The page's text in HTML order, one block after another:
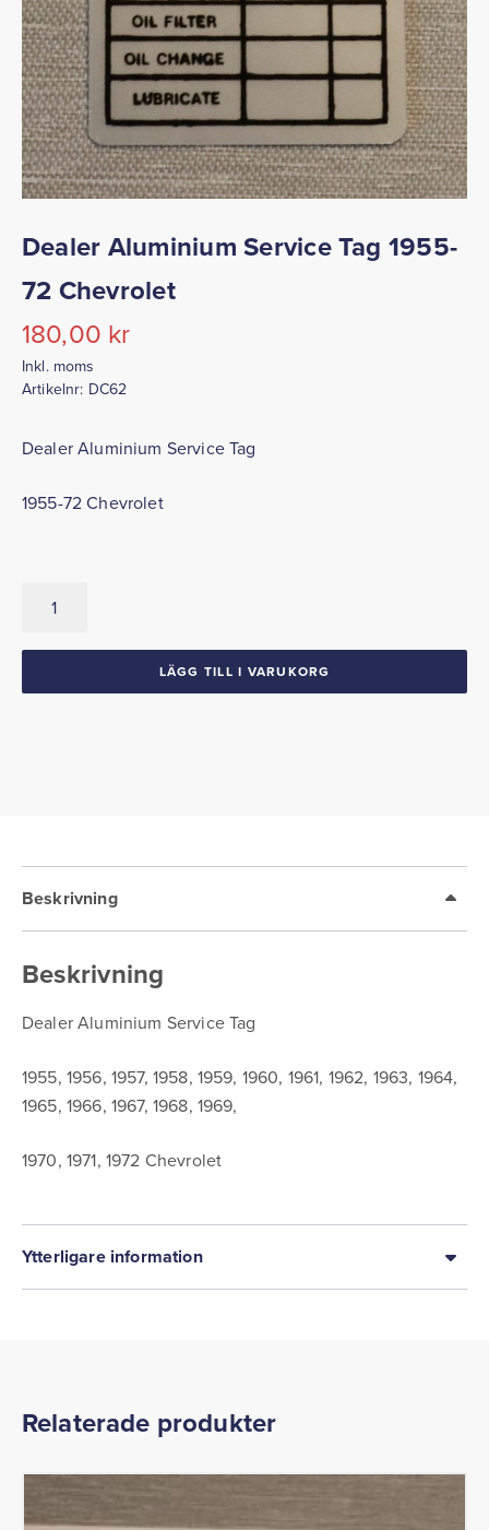
Dealer Aluminium Service Tag 1955-
72 Chevrolet
180,00 kr
Inkl. moms
Artikelnr: DC62
Dealer Aluminium Service Tag
1955-72 Chevrolet
Aluminium
LÄGG TILL I VARUKORG
Beskrivning
Beskrivning
Dealer Aluminium Service Tag
1955, 1956, 1957, 1958, 1959, 1960, 1961, 1962, 1963, 1964,
1965, 1966, 1967, 1968, 1969,
1970, 1971, 1972 Chevrolet
Ytterligare information
Relaterade produkter